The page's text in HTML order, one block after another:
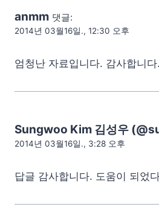
anmm 댓글:
2014년 03월16일., 12:30 오후
엄청난 자료입니다. 감사합니다.
Sungwoo Kim 김성우
2014년 03월16일., 3:28 오후
답글 감사합니다. 도움이 되었